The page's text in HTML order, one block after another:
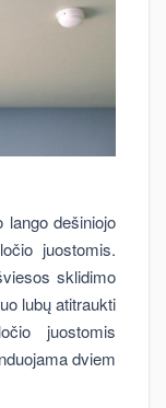
lango dešiniojo
juostomis.
sklidimo
lubų atitraukti
juostomis
dviem